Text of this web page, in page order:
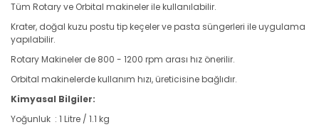
Tüm Rotary ve Orbital makineler ile kullanılabilir.
Krater, doğal kuzu postu tip keçeler ve pasta süngerleri ile uygulama
yapılabilir.
Rotary Makineler de 800 - 1200 rpm arası hız önerilir.
Orbital makinelerde kullanım hızı, üreticisine bağlıdır.
Kimyasal Bilgiler:
Yoğunluk : 1 Litre / 1.1 kg